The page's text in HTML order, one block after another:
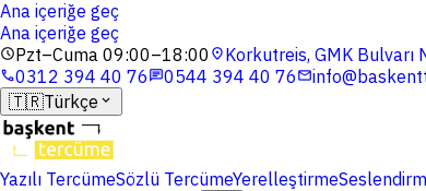
Ana içeriğe geç
Ana içeriğe geç
schedulePzt–Cuma 09:00–18:00 location_onKorkutreis, GMK Bulvarı
phone0312 394 40 76chat0544 394 40 76mail
🇹🇷Türkçe expand_more
Yazılı TercümeSözlü TercümeYerelleştirme